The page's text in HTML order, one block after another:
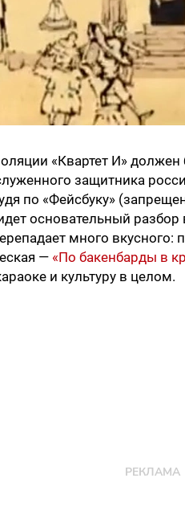
«Квартет И» должен
защитника
по «Фейсбуку»
основательный
много вкусного:
— «По бакенбарды в
и культуру в целом.